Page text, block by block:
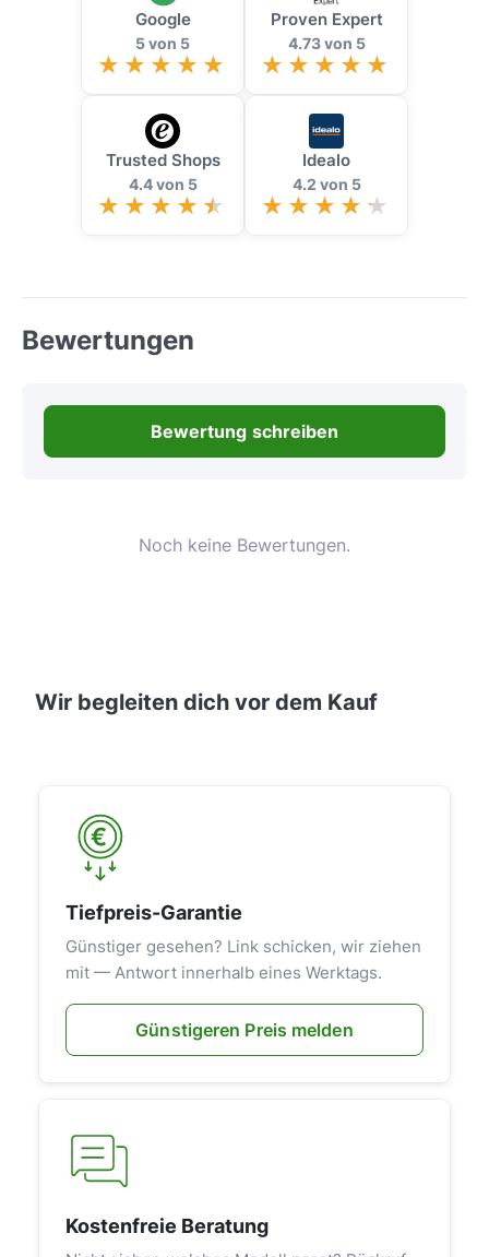
Google
5 von 5
Proven Expert
4.73 von 5
Trusted Shops
4.4 von 5
Idealo
4.2 von 5
Bewertungen
Bewertung schreiben
Noch keine Bewertungen.
Wir begleiten dich vor dem Kauf
Tiefpreis-Garantie
Günstiger gesehen? Link schicken, wir ziehen
mit — Antwort innerhalb eines Werktags.
Günstigeren Preis melden
Kostenfreie Beratung